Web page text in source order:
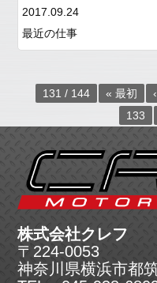
2017.09.24
最近の仕事
131 / 144 « 最初
133
株式会社クレフ
〒224-0053
神奈川県横浜市都